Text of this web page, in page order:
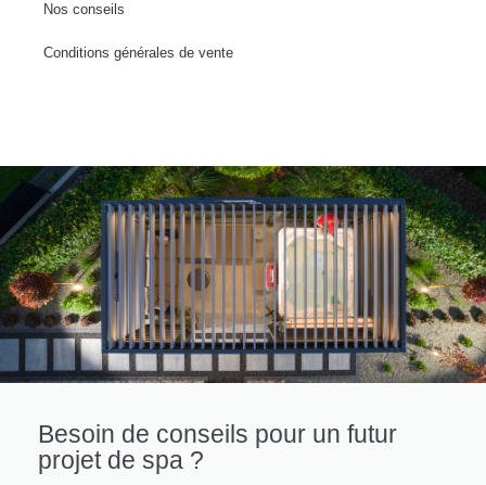
Nos conseils
Conditions générales de vente
Besoin de conseils pour un futur
projet de spa ?